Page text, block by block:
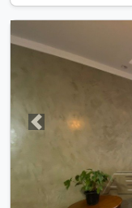
Anterior